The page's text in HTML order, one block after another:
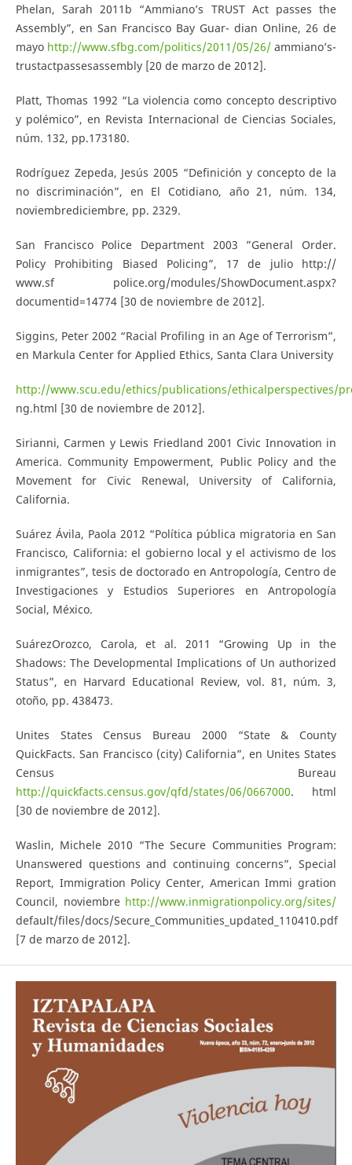
Phelan, Sarah 2011b “Ammiano’s TRUST Act passes the
Assembly”, en San Francisco Bay Guar- dian Online, 26 de
mayo http://www.sfbg.com/politics/2011/05/26/ ammiano’s­
trust­act­passes­assembly [20 de marzo de 2012].
Platt, Thomas 1992 “La violencia como concepto descriptivo
y polémico”, en Revista Internacional de Ciencias Sociales,
núm. 132, pp.173­180.
Rodríguez Zepeda, Jesús 2005 “Definición y concepto de la
no discriminación”, en El Cotidiano, año 21, núm. 134,
noviembre­diciembre, pp. 23­29.
San Francisco Police Department 2003 ”General Order.
Policy Prohibiting Biased Policing”, 17 de julio http://
www.sf police.org/modules/ShowDocument.aspx?
documentid=14774 [30 de noviembre de 2012].
Siggins, Peter 2002 “Racial Profiling in an Age of Terrorism”,
en Markula Center for Applied Ethics, Santa Clara University
http://www.scu.edu/ethics/publications/ethicalperspectives/
ng.html [30 de noviembre de 2012].
Sirianni, Carmen y Lewis Friedland 2001 Civic Innovation in
America. Community Empowerment, Public Policy and the
Movement for Civic Renewal, University of California,
California.
Suárez Ávila, Paola 2012 “Política pública migratoria en San
Francisco, California: el gobierno local y el activismo de los
inmigrantes”, tesis de doctorado en Antropología, Centro de
Investigaciones y Estudios Superiores en Antropología
Social, México.
Suárez­Orozco, Carola, et al. 2011 “Growing Up in the
Shadows: The Developmental Implications of Un­ authorized
Status”, en Harvard Educational Review, vol. 81, núm. 3,
otoño, pp. 438­473.
Unites States Census Bureau 2000 “State & County
QuickFacts. San Francisco (city) California”, en Unites States
Census Bureau
http://quickfacts.census.gov/qfd/states/06/0667000. html
[30 de noviembre de 2012].
Waslin, Michele 2010 “The Secure Communities Program:
Unanswered questions and continuing concerns”, Special
Report, Immigration Policy Center, American Immi­ gration
Council, noviembre http://www.inmigrationpolicy.org/sites/
default/files/docs/Secure_Communities_updated_110410.pdf
[7 de marzo de 2012].